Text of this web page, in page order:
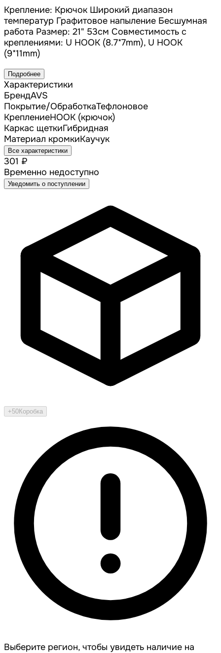
Крепление: Крючок Широкий диапазон
температур Графитовое напыление Бесшумная
работа Размер: 21" 53см Совместимость с
креплениями: U HOOK (8.7*7mm), U HOOK
(9*11mm)
Подробнее
Характеристики
БрендAVS
Покрытие/ОбработкаТефлоновое
КреплениеHOOK (крючок)
Каркас щеткиГибридная
Материал кромкиКаучук
Все характеристики
301 ₽
Временно недоступно
Уведомить о поступлении
+50Коробка
Выберите регион, чтобы увидеть наличие на